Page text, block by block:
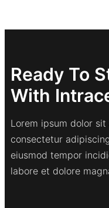
Ready To
With
Lorem ipsum dolor sit
consectetur
eiusmod tempor
labore et dolore